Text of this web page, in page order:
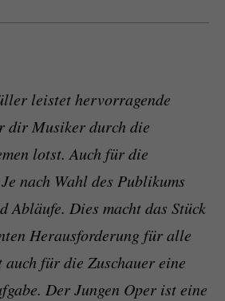
leistet hervorragende
dir Musiker durch die
lotst. Auch für die
nach Wahl des Publikums
Abläufe. Dies macht das Stück
Herausforderung für alle
für die Zuschauer eine
Der Jungen Oper ist eine